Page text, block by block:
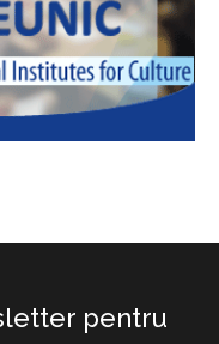
pentru